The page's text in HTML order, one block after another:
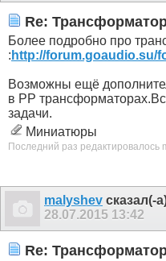
Re:
Более подробно про
: http://forum.goaudio.su/
Возможны ещё
в РР
задачи.
Миниатюры
Последний раз редактировалось
malyshev сказал(-
28.07.2015 13:42
Re: